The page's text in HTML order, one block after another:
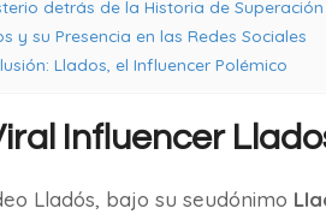
detrás de la Historia de
y su Presencia en las Redes Sociales
Llados, el Influencer Polémico
Influencer
Lladós, bajo su seudónimo